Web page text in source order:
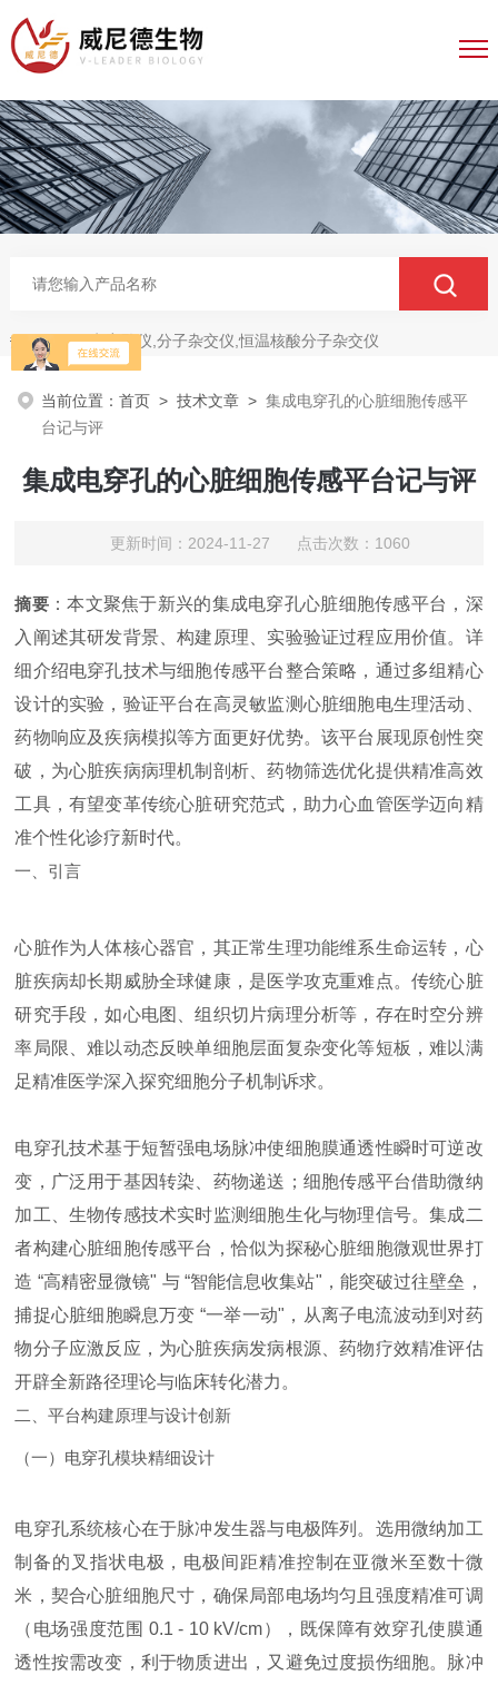
热门关键词：电穿孔仪,分子杂交仪,恒温核酸分子杂交仪
当前位置：首页 >技术文章 >集成电穿孔的心脏细胞传感平
台记与评
集成电穿孔的心脏细胞传感平台记与评
更新时间：2024-11-27 点击次数：1060
摘要 ：本文聚焦于新兴的集成电穿孔心脏细胞传感平台，深
入阐述其研发背景、构建原理、实验验证过程应用价值。详
细介绍电穿孔技术与细胞传感平台整合策略，通过多组精心
设计的实验，验证平台在高灵敏监测心脏细胞电生理活动、
药物响应及疾病模拟等方面更好优势。该平台展现原创性突
破，为心脏疾病病理机制剖析、药物筛选优化提供精准高效
工具，有望变革传统心脏研究范式，助力心血管医学迈向精
准个性化诊疗新时代。
一、引言
心脏作为人体核心器官，其正常生理功能维系生命运转，心
脏疾病却长期威胁全球健康，是医学攻克重难点。传统心脏
研究手段，如心电图、组织切片病理分析等，存在时空分辨
率局限、难以动态反映单细胞层面复杂变化等短板，难以满
足精准医学深入探究细胞分子机制诉求。
电穿孔技术基于短暂强电场脉冲使细胞膜通透性瞬时可逆改
变，广泛用于基因转染、药物递送；细胞传感平台借助微纳
加工、生物传感技术实时监测细胞生化与物理信号。集成二
者构建心脏细胞传感平台，恰似为探秘心脏细胞微观世界打
造 “高精密显微镜" 与 “智能信息收集站"，能突破过往壁垒，
捕捉心脏细胞瞬息万变 “一举一动"，从离子电流波动到对药
物分子应激反应，为心脏疾病发病根源、药物疗效精准评估
开辟全新路径理论与临床转化潜力。
二、平台构建原理与设计创新
（一）电穿孔模块精细设计
电穿孔系统核心在于脉冲发生器与电极阵列。选用微纳加工
制备的叉指状电极，电极间距精准控制在亚微米至数十微
米，契合心脏细胞尺寸，确保局部电场均匀且强度精准可调
（电场强度范围 0.1 - 10 kV/cm），既保障有效穿孔使膜通
透性按需改变，利于物质进出，又避免过度损伤细胞。脉冲